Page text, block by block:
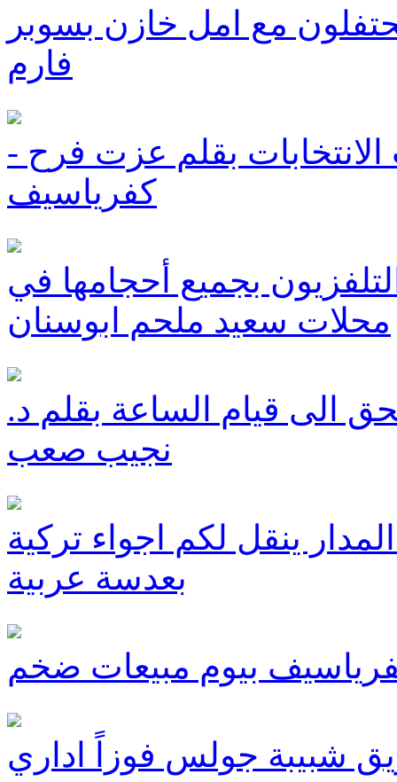
مع امل خازن بسوبر
فارم
بقلم عزت فرح -
كفرياسيف
بجميع أحجامها في
محلات سعيد ملحم ابوسنان
الى قيام الساعة بقلم د.
نجيب صعب
ينقل لكم اجواء تركية
بعدسة عربية
بيوم مبيعات ضخم
شبيبة جولس فوزاً اداري